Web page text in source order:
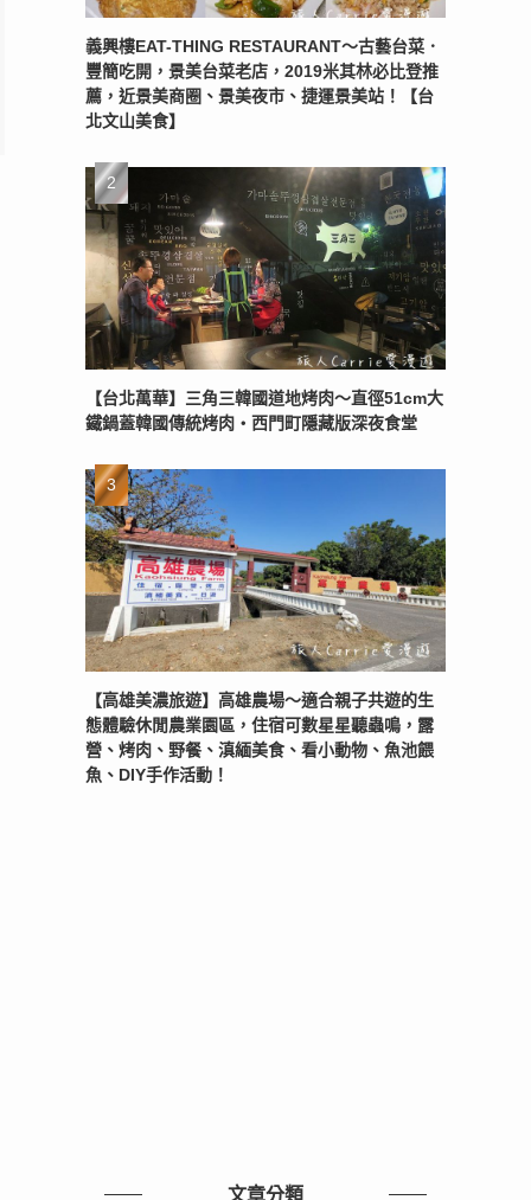
義興樓EAT-THING RESTAURANT〜古藝台菜．
豐簡吃開，景美台菜老店，2019米其林必比登推
薦，近景美商圈、景美夜市、捷運景美站！【台
北文山美食】
【台北萬華】三角三韓國道地烤肉～直徑51cm大
鐵鍋蓋韓國傳統烤肉‧西門町隱藏版深夜食堂
【高雄美濃旅遊】高雄農場〜適合親子共遊的生
態體驗休閒農業園區，住宿可數星星聽蟲鳴，露
營、烤肉、野餐、滇緬美食、看小動物、魚池餵
魚、DIY手作活動！
文章分類